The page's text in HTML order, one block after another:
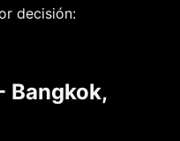
decisión:
Bangkok,